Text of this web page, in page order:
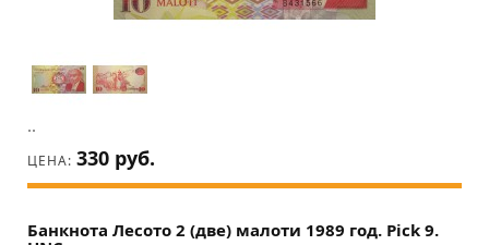
..
ЦЕНА: 330 руб.
Банкнота Лесото 2 (две) малоти 1989 год. Pick 9.